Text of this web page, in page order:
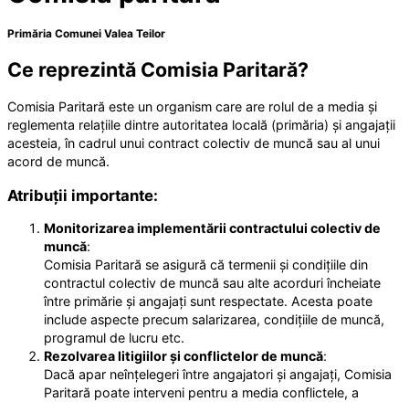
Primăria Comunei Valea Teilor
Ce reprezintă Comisia Paritară?
Comisia Paritară este un organism care are rolul de a media și
reglementa relațiile dintre autoritatea locală (primăria) și angajații
acesteia, în cadrul unui contract colectiv de muncă sau al unui
acord de muncă.
Atribuții importante:
Monitorizarea implementării contractului colectiv de
muncă:
Comisia Paritară se asigură că termenii și condițiile din
contractul colectiv de muncă sau alte acorduri încheiate
între primărie și angajați sunt respectate. Acesta poate
include aspecte precum salarizarea, condițiile de muncă,
programul de lucru etc.
Rezolvarea litigiilor și conflictelor de muncă:
Dacă apar neînțelegeri între angajatori și angajați, Comisia
Paritară poate interveni pentru a media conflictele, a